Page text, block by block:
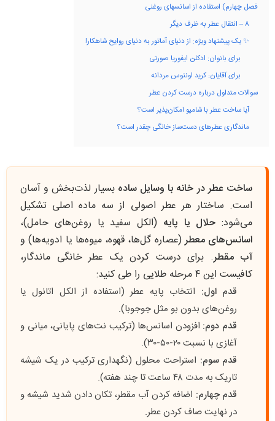
فصل چهارم) استفاده از اسانسهای روغنی
8 – انتقال عطر به ظرف دیگر
✨ یک پیشنهاد ویژه: از دنیای آماتور به دنیای روایح شاهکار!
برای بانوان: ادکلن ایفوریا صورتی
برای آقایان: کرید اونتوس مردانه
سوالات متداول درباره درست کردن عطر
آیا ساخت عطر با شامپو امکان‌پذیر است؟
ماندگاری عطرهای دست‌ساز خانگی چقدر است؟
ساخت عطر در خانه با وسایل ساده بسیار لذت‌بخش و آسان
است. ساختار هر عطر اصولی از سه ماده اصلی تشکیل
می‌شود: حلال یا پایه (الکل سفید یا روغن‌های حامل)،
اسانس‌های معطر(عصاره گل‌ها، قهوه، میوه‌ها یا ادویه‌ها) و
آب مقطر. برای درست کردن یک عطر خانگی ماندگار،
کافیست این ۴ مرحله طلایی را طی کنید:
قدم اول: انتخاب پایه عطر (استفاده از الکل اتانول یا
روغن‌های بدون بو مثل جوجوبا).
قدم دوم: افزودن اسانس‌ها (ترکیب نت‌های پایانی، میانی و
آغازی با نسبت ۲۰-۵۰-۳۰).
قدم سوم: استراحت محلول (نگهداری ترکیب در یک شیشه
تاریک به مدت ۴۸ ساعت تا چند هفته).
قدم چهارم: اضافه کردن آب مقطر، تکان دادن شدید شیشه و
در نهایت صاف کردن عطر.